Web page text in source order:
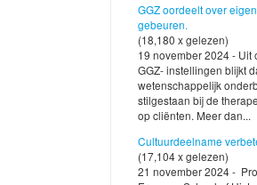
GGZ oordeelt over
gebeuren.
(18,180 x gelezen)
19 november 2024 - Uit
GGZ- instellingen blijkt
wetenschappelijk
stilgestaan bij de
op cliënten. Meer dan...
Cultuurdeelname
(17,104 x gelezen)
21 november 2024 -